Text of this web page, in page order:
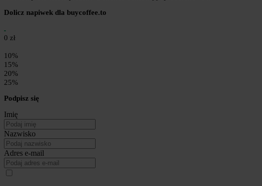
Dolicz napiwek dla buycoffee.to
0 zł
10%
15%
20%
25%
Podpisz się
Imię
Nazwisko
Adres e-mail